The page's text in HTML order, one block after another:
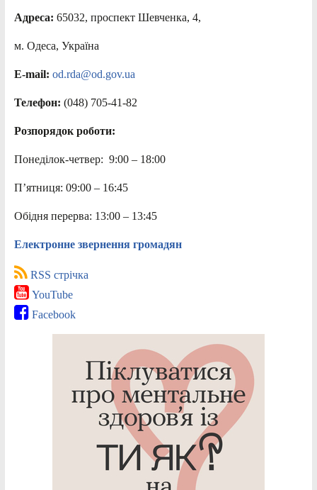
Адреса: 65032, проспект Шевченка, 4,
м. Одеса, Україна
E-mail: od.rda@od.gov.ua
Телефон: (048) 705-41-82
Розпорядок роботи:
Понеділок-четвер: 9:00 – 18:00
П’ятниця: 09:00 – 16:45
Обідня перерва: 13:00 – 13:45
Електронне звернення громадян
RSS стрічка
YouTube
Facebook